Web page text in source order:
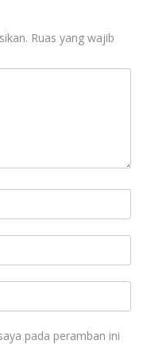
Ruas yang wajib
pada peramban ini